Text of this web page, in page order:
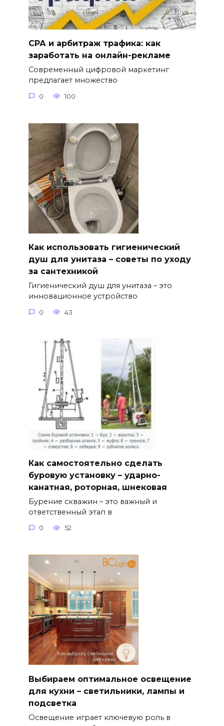
СРА и арбитраж трафика: как
заработать на онлайн-рекламе
Современный цифровой маркетинг
предлагает множество
0 100
Как использовать гигиенический
душ для унитаза – советы по уходу
за сантехникой
Гигиенический душ для унитаза – это
инновационное устройство
0 43
Как самостоятельно сделать
буровую установку – ударно-
канатная, роторная, шнековая
Бурение скважин – это важный и
ответственный этап в
0 52
Выбираем оптимальное освещение
для кухни – светильники, лампы и
подсветка
Освещение играет ключевую роль в